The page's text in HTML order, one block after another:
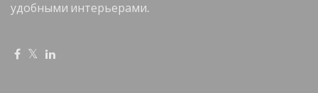
удобными интерьерами.